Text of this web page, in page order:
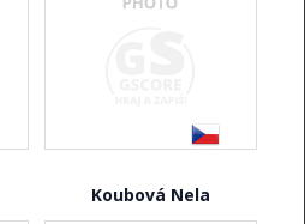
Koubová Nela